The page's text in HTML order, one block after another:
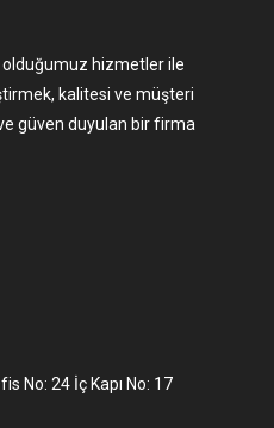
olduğumuz hizmetler ile
kalitesi ve müşteri
güven duyulan bir firma
No: 24 İç Kapı No: 17